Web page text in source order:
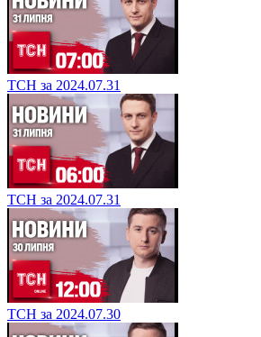
ТСН за 2024.07.31
ТСН за 2024.07.31
ТСН за 2024.07.30